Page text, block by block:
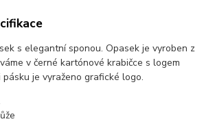
s elegantní sponou. Opasek je vyroben z
v černé kartónové krabičce s logem
je vyraženo grafické logo.